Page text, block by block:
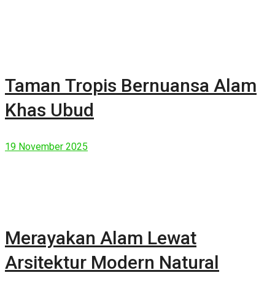
Taman Tropis Bernuansa Alam
Khas Ubud
19 November 2025
Merayakan Alam Lewat
Arsitektur Modern Natural